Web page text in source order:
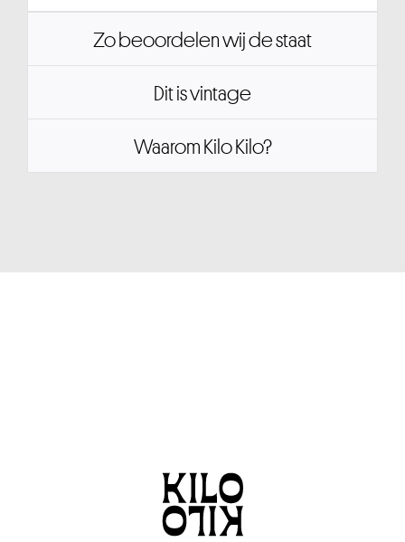
Zo beoordelen wij de staat
Dit is vintage
Waarom Kilo Kilo?